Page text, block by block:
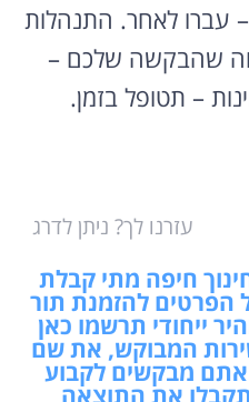
עברו לאחר. התנהלות
שהבקשה שלכם –
– תטופל בזמן.
עזרנו לך? ניתן לדרג
חיפה מתי קבלת
הפרטים להזמנת תור
ייחודי תרשמו כאן
המבוקש, את שם
אתם מבקשים לקבוע
תקבלו את התוצאה